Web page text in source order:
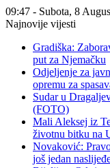
09:47 - Subota, 8
Najnovije vijesti
Gradiška:
put za Njemačku
Odjeljenje za
opremu za
Sudar u
(FOTO)
Mali Aleksej iz
životnu bitku na
Novaković:
još jedan